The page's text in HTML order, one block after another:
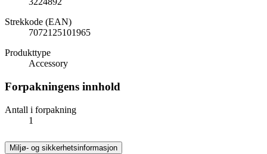
Strekkode (EAN)
7072125101965
Produkttype
Accessory
Forpakningens innhold
Antall i forpakning
1
Miljø- og sikkerhetsinformasjon